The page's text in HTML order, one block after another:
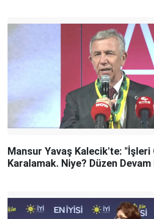
Mansur Yavaş Kalecik'te: "İşleri
Karalamak. Niye? Düzen